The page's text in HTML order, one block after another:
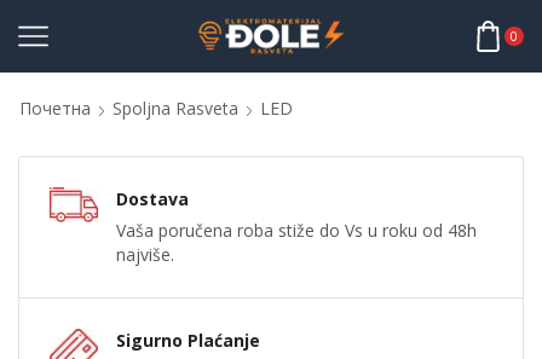
0
Почетна Spoljna Rasveta LED
Dostava
Vaša poručena roba stiže do Vs u roku od 48h
najviše.
Sigurno Plaćanje